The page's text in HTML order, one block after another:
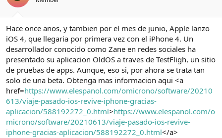
Hace once anos, y tambien por el mes de junio, Apple lanzo
iOS 4, que llegaria por primera vez con el iPhone 4. Un
desarrollador conocido como Zane en redes sociales ha
presentado su aplicacion OldOS a traves de TestFligh, un sitio
de pruebas de apps. Aunque, eso si, por ahora se trata tan
solo de una beta. Obtenga mas informacion aqui <a
href=https://www.elespanol.com/omicrono/software/20210
613/viaje-pasado-ios-revive-iphone-gracias-
aplicacion/588192272_0.html>https://www.elespanol.com/o
microno/software/20210613/viaje-pasado-ios-revive-
iphone-gracias-aplicacion/588192272_0.html</a>